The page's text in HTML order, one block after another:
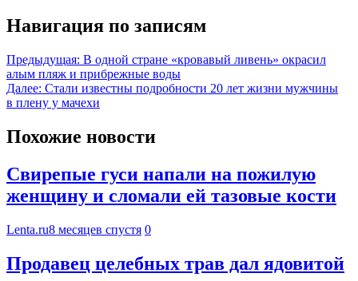
Навигация по записям
Предыдущая: В одной стране «кровавый ливень» окрасил
алым пляж и прибрежные воды
Далее: Стали известны подробности 20 лет жизни мужчины
в плену у мачехи
Похожие новости
Свирепые гуси напали на пожилую
женщину и сломали ей тазовые кости
Lenta.ru8 месяцев спустя 0
Продавец целебных трав дал ядовитой